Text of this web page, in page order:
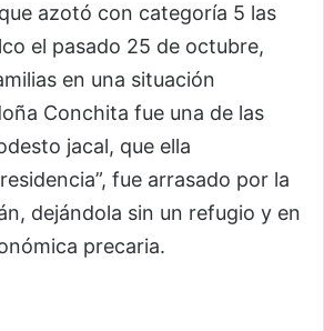
azotó con categoría 5 las
el pasado 25 de octubre,
en una situación
Conchita fue una de las
jacal, que ella
fue arrasado por la
dejándola sin un refugio y en
precaria.